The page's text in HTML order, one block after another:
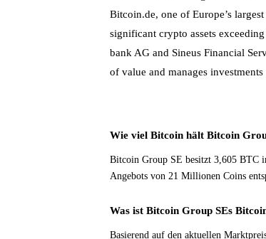
Bitcoin.de, one of Europe’s
significant crypto assets
bank AG and Sineus Financial
of value and manages
Wie viel Bitcoin hält Bitcoin
Bitcoin Group SE besitzt 3,605 BTC
Angebots von 21 Millionen Coins
Was ist Bitcoin Group SEs
Basierend auf den aktuellen